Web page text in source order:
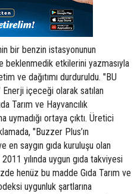
bir benzin istasyonunun
beklenmedik etkilerini yazmasıyla
ve dağıtımı durduruldu. "BU
içeceği olarak satılan
Tarım ve Hayvancılık
uymadığı ortaya çıktı. Üretici
"Buzzer Plus’ın
en saygın gıda kuruluşu olan
yılında uygun gıda takviyesi
henüz bu madde Gıda Tarım ve
uygunluk şartlarına